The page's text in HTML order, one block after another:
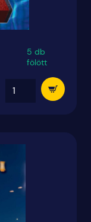
5 db
fölött